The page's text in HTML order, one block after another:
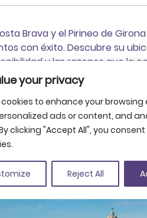
your privacy
to enhance your browsing
ads or content, and
clicking "Accept All", you
Reject All
Brava y el Pirineo de
con éxito. Descubre su
y las razones que la
la información